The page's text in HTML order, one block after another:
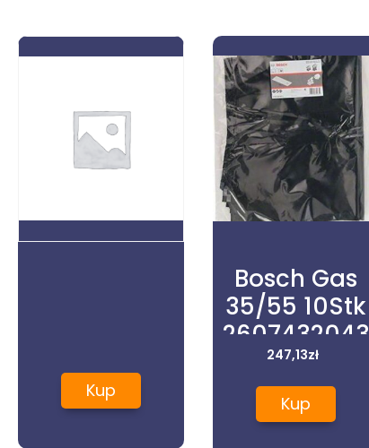
Kup
Bosch Gas
35/55 10Stk
2607432043
247,13zł
Kup